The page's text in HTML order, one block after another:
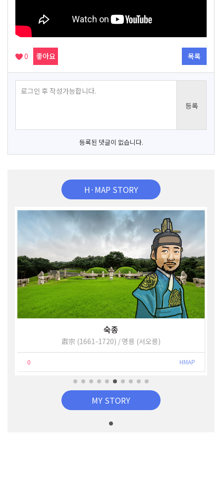
0 좋아요 목록
등록된 댓글이 없습니다.
H·MAP STORY
숙종
肅宗 (1661-1720) / 명릉 (서오릉)
0 HMAP
MY STORY